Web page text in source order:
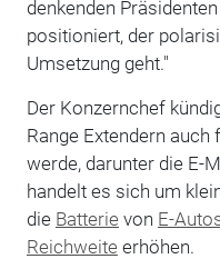
denkenden
positioniert, der
Umsetzung geht."
Der Konzernchef
Range Extendern
werde, darunter die E-
handelt es sich um
die Batterie von E-
Reichweite erhöhen.